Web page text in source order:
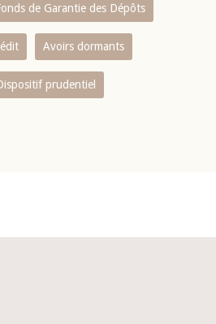
de Garantie des Dépôts
Avoirs dormants
prudentiel